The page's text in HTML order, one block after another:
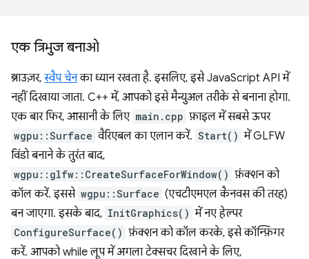
एक त्रिभुज बनाओ
ब्राउज़र, स्वैप चेनका ध्यान रखता है. इसलिए, इसे JavaScript API में
नहीं दिखाया जाता. C++ में, आपको इसे मैन्युअल तरीके से बनाना होगा.
एक बार फिर, आसानी के लिए main.cpp फ़ाइल में सबसे ऊपर
wgpu::Surface वैरिएबल का एलान करें. Start() में GLFW
विंडो बनाने के तुरंत बाद,
wgpu::glfw::CreateSurfaceForWindow() फ़ंक्शन को
कॉल करें. इससे wgpu::Surface (एचटीएमएल कैनवस की तरह)
बन जाएगा. इसके बाद, InitGraphics() में नए हेल्पर
ConfigureSurface() फ़ंक्शन को कॉल करके, इसे कॉन्फ़िगर
करें. आपको while लूप में अगला टेक्सचर दिखाने के लिए,